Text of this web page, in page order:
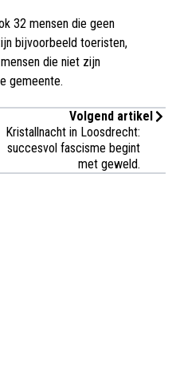
32 mensen die geen
bijvoorbeeld toeristen,
die niet zijn
gemeente.
Volgend artikel
Kristallnacht in Loosdrecht:
succesvol fascisme begint
met geweld.